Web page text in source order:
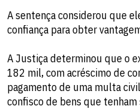
A sentença considerou que
confiança para obter
A Justiça determinou que o
182 mil, com acréscimo de
pagamento de uma multa
confisco de bens que